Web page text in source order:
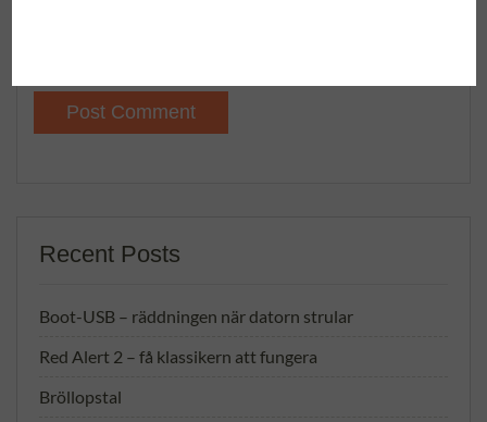
Recent Posts
Boot-USB – räddningen när datorn strular
Red Alert 2 – få klassikern att fungera
Bröllopstal